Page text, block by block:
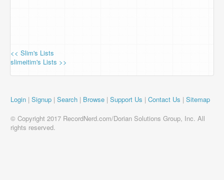
<< Slim's Lists
slimeitim's Lists >>
Login | Signup | Search | Browse | Support Us | Contact Us | Sitemap
© Copyright 2017 RecordNerd.com/Dorian Solutions Group, Inc. All
rights reserved.